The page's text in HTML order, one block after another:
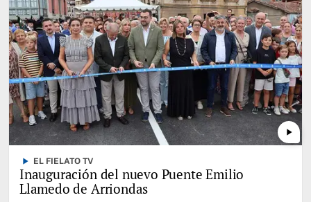
play_arrow
play_arrow EL FIELATO TV
Inauguración del nuevo Puente Emilio
Llamedo de Arriondas